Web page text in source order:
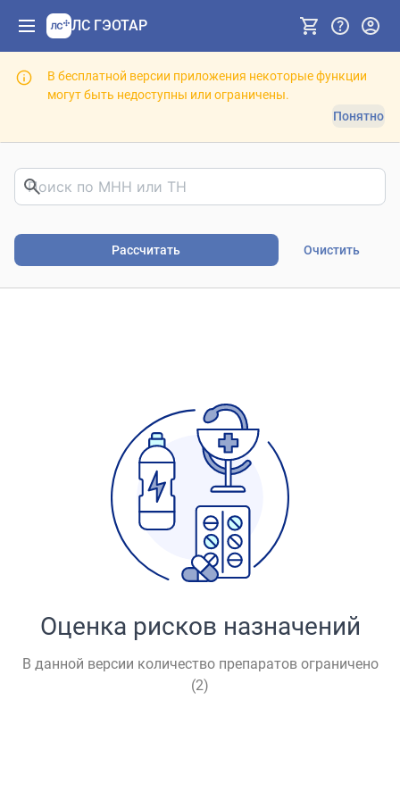
ЛС ГЭОТАР
В бесплатной версии приложения некоторые функции
могут быть недоступны или ограничены.
Понятно
Рассчитать Очистить
Риски фармакотерапии.
Оценка рисков назначений
В данной версии количество препаратов ограничено
(2)